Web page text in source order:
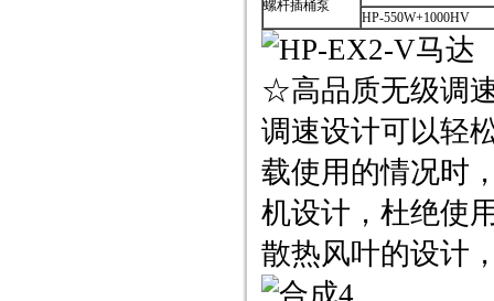
螺杆插桶泵
HP-550W+1000HV
☆高品质无级调
调速设计可以轻
载使用的情况时
机设计，杜绝使
散热风叶的设计